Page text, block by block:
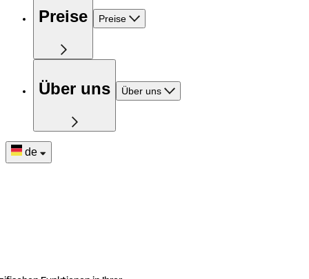
Preise Preise
Über uns Über uns
de